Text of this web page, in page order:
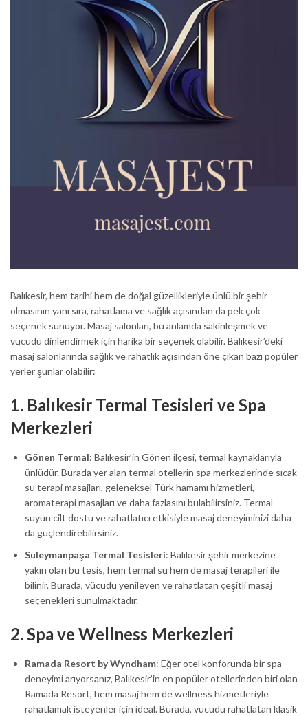
Balıkesir, hem tarihi hem de doğal güzellikleriyle ünlü bir şehir
olmasının yanı sıra, rahatlama ve sağlık açısından da pek çok
seçenek sunuyor. Masaj salonları, bu anlamda sakinleşmek ve
vücudu dinlendirmek için harika bir seçenek olabilir. Balıkesir’deki
masaj salonlarında sağlık ve rahatlık açısından öne çıkan bazı popüler
yerler şunlar olabilir:
1. Balıkesir Termal Tesisleri ve Spa
Merkezleri
Gönen Termal: Balıkesir’in Gönen ilçesi, termal kaynaklarıyla
ünlüdür. Burada yer alan termal otellerin spa merkezlerinde sıcak
su terapi masajları, geleneksel Türk hamamı hizmetleri,
aromaterapi masajları ve daha fazlasını bulabilirsiniz. Termal
suyun cilt dostu ve rahatlatıcı etkisiyle masaj deneyiminizi daha
da güçlendirebilirsiniz.
Süleymanpaşa Termal Tesisleri: Balıkesir şehir merkezine
yakın olan bu tesis, hem termal su hem de masaj terapileri ile
bilinir. Burada, vücudu yenileyen ve rahatlatan çeşitli masaj
seçenekleri sunulmaktadır.
2. Spa ve Wellness Merkezleri
Ramada Resort by Wyndham: Eğer otel konforunda bir spa
deneyimi arıyorsanız, Balıkesir’in en popüler otellerinden biri olan
Ramada Resort, hem masaj hem de wellness hizmetleriyle
rahatlamak isteyenler için ideal. Burada, vücudu rahatlatan klasik